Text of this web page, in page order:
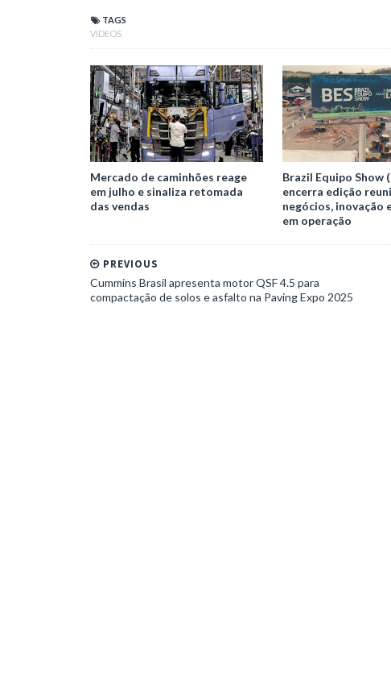
TAGS
VIDEOS
Mercado de caminhões reage
em julho e sinaliza retomada
das vendas
Brazil Equipo Show
encerra edição
negócios, inovação
em operação
PREVIOUS
Cummins Brasil apresenta motor QSF 4.5 para
compactação de solos e asfalto na Paving Expo 2025